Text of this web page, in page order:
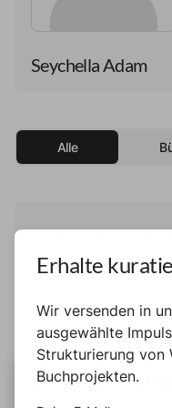
Seychella Adam
Alle
Leseprobe
DIESE SEITE
Erhalte
Wir versenden in
ausgewählte
Strukturierung von
Buchprojekten.